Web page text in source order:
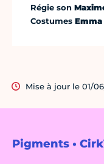
Pigments •
Régie son
Costumes Emma
Mise à jour le 01/